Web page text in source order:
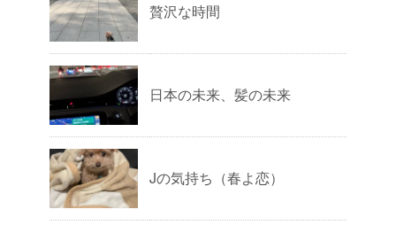
贅沢な時間
日本の未来、髪の未来
Jの気持ち（春よ恋）